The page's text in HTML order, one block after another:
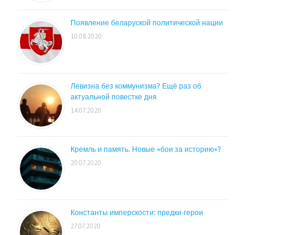
Появление беларуской политической нации
10.08.2020
Левизна без коммунизма? Ещё раз об
актуальной повестке дня
14.07.2020
Кремль и память. Новые «бои за историю»?
20.07.2020
Константы имперскости: предки-герои
27.07.2020